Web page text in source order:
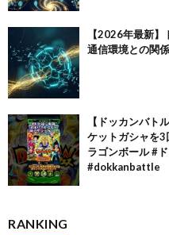
【2026年最新
通信環境との関
【ドッカンバト
ケットガシャを
ラゴンボール #
#dokkanbattle
RANKING